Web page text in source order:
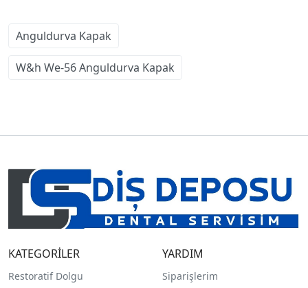
Anguldurva Kapak
W&h We-56 Anguldurva Kapak
KATEGORİLER
Restoratif Dolgu
YARDIM
Siparişlerim